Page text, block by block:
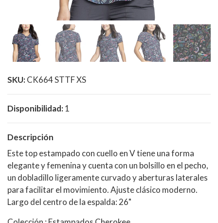
SKU:CK664 STTF XS
Disponibilidad:1
Descripción
Este top estampado con cuello en V tiene una forma
elegante y femenina y cuenta con un bolsillo en el pecho,
un dobladillo ligeramente curvado y aberturas laterales
para facilitar el movimiento. Ajuste clásico moderno.
Largo del centro de la espalda: 26"